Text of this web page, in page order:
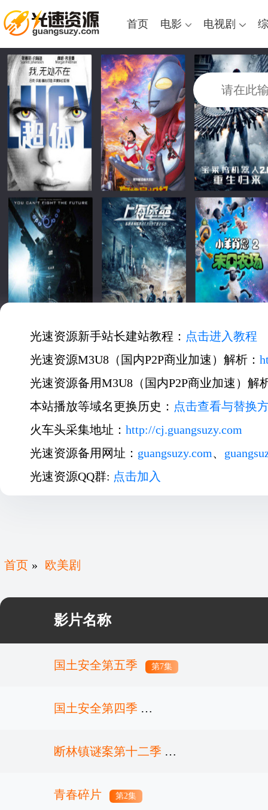
首页 电影 电视剧
光速资源新手站长建站教程： 点击进入教程
光速资源M3U8（国内P2P商业加速）解析：
光速资源备用M3U8（国内P2P商业加速）解
本站播放等域名更换历史： 点击查看与替换
火车头采集地址： http://cj.guangsuzy.com
光速资源备用网址： guangsuzy.com、
光速资源QQ群: 点击加入
首页 » 欧美剧
影片名称
国土安全第五季 第7集
国土安全第四季
第12集完结
断林镇谜案第十二季
第2集
青春碎片 第2集